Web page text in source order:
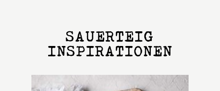
SAUERTEIG
INSPIRATIONEN